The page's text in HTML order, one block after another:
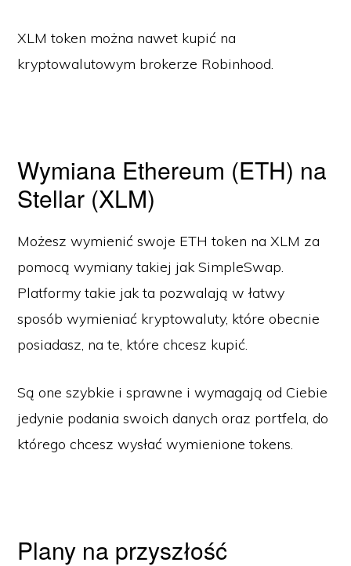
XLM token można nawet kupić na
kryptowalutowym brokerze Robinhood.
Wymiana Ethereum (ETH) na
Stellar (XLM)
Możesz wymienić swoje ETH token na XLM za
pomocą wymiany takiej jak SimpleSwap.
Platformy takie jak ta pozwalają w łatwy
sposób wymieniać kryptowaluty, które obecnie
posiadasz, na te, które chcesz kupić.
Są one szybkie i sprawne i wymagają od Ciebie
jedynie podania swoich danych oraz portfela, do
którego chcesz wysłać wymienione tokens.
Plany na przyszłość